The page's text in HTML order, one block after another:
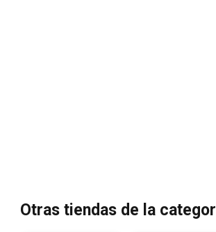
Otras tiendas de la